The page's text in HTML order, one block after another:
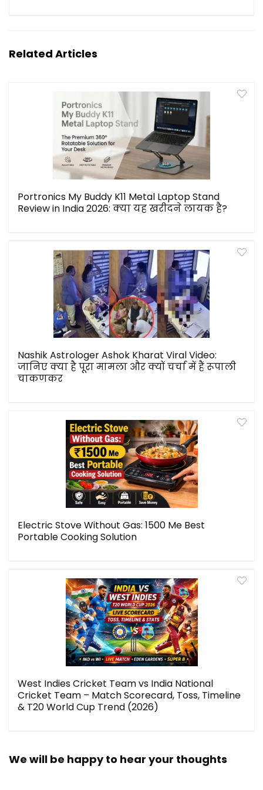
Related Articles
Portronics My Buddy K11 Metal Laptop Stand
Review in India 2026: क्या यह खरीदने लायक है?
Nashik Astrologer Ashok Kharat Viral Video:
जानिए क्या है पूरा मामला और क्यों चर्चा में हैं रूपाली
चाकणकर
Electric Stove Without Gas: ₹1500 Me Best
Portable Cooking Solution
West Indies Cricket Team vs India National
Cricket Team – Match Scorecard, Toss, Timeline
& T20 World Cup Trend (2026)
We will be happy to hear your thoughts